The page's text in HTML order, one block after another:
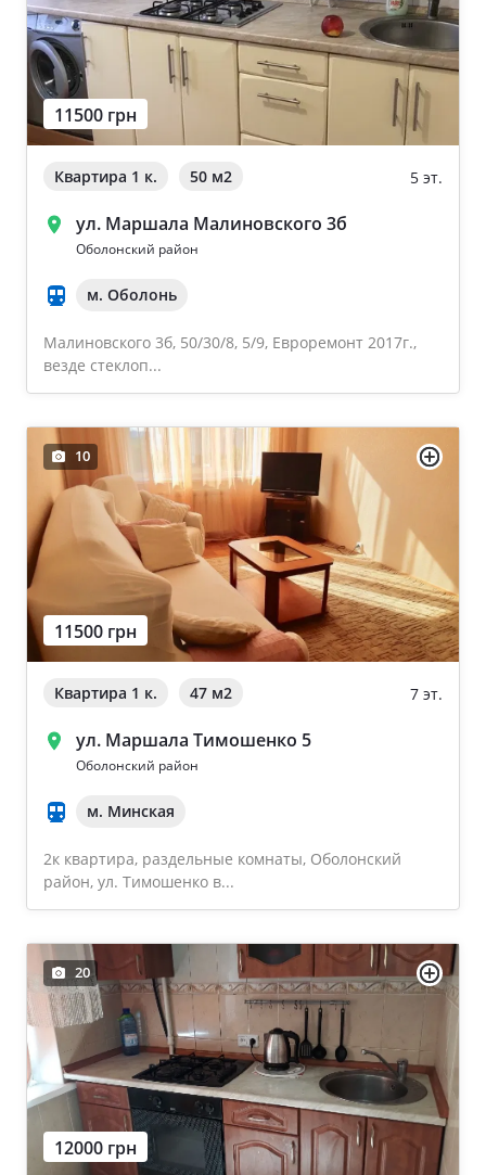
11500 грн
Квартира 1 к. 50 м2 5 эт.
ул. Маршала Малиновского 3б
Оболонский район
м. Оболонь
Малиновского 3б, 50/30/8, 5/9, Евроремонт 2017г.,
везде стеклоп...
10
11500 грн
Квартира 1 к. 47 м2 7 эт.
ул. Маршала Тимошенко 5
Оболонский район
м. Минская
2к квартира, раздельные комнаты, Оболонский
район, ул. Тимошенко в...
20
12000 грн